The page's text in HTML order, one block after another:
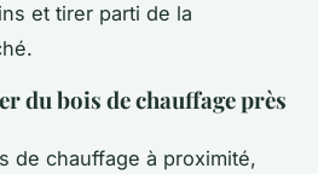
et tirer parti de la
du bois de chauffage près
de chauffage à proximité,